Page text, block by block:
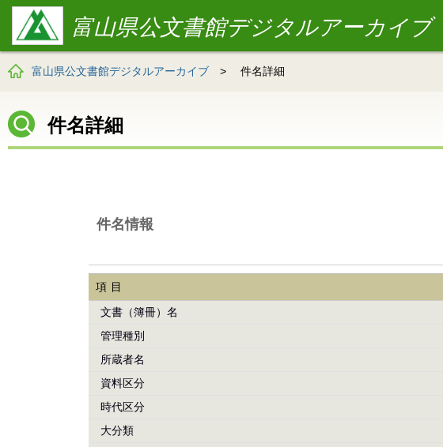
富山県公文書館デジタルアーカイブ
富山県公文書館デジタルアーカイブ > 件名詳細
件名詳細
件名情報
項目
文書（簿冊）名
管理種別
所蔵者名
資料区分
時代区分
大分類